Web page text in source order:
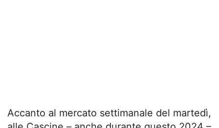
Accanto al mercato settimanale del martedì,